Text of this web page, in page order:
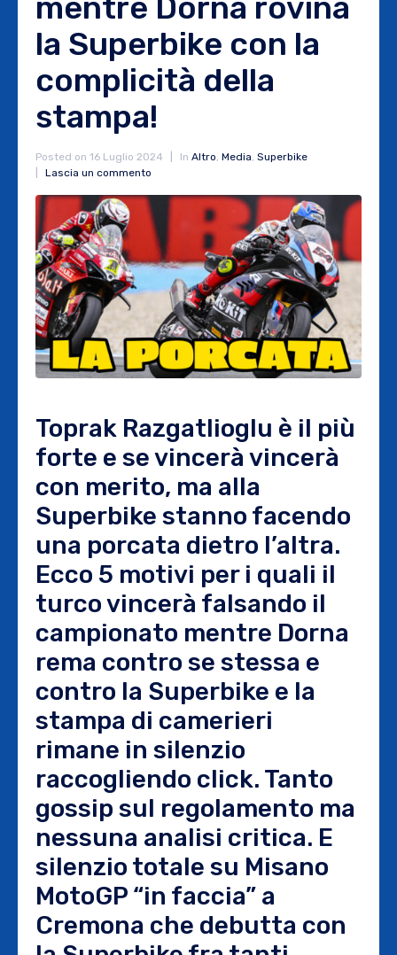
mentre Dorna rovina
la Superbike con la
complicità della
stampa!
Posted on 16 Luglio 2024 In Altro, Media, Superbike
Lascia un commento
Toprak Razgatlioglu è il più
forte e se vincerà vincerà
con merito, ma alla
Superbike stanno facendo
una porcata dietro l’altra.
Ecco 5 motivi per i quali il
turco vincerà falsando il
campionato mentre Dorna
rema contro se stessa e
contro la Superbike e la
stampa di camerieri
rimane in silenzio
raccogliendo click. Tanto
gossip sul regolamento ma
nessuna analisi critica. E
silenzio totale su Misano
MotoGP “in faccia” a
Cremona che debutta con